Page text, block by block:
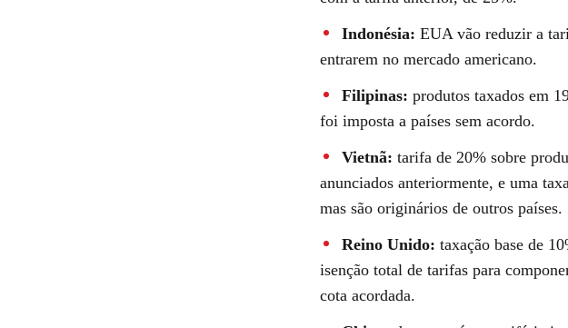
Indonésia: EUA vão reduzir a
entrarem no mercado americano.
Filipinas: produtos taxados em
foi imposta a países sem acordo.
Vietnã: tarifa de 20% sobre
anunciados anteriormente, e uma
mas são originários de outros países.
Reino Unido: taxação base de
isenção total de tarifas para
cota acordada.